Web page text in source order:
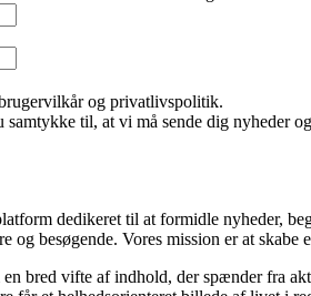
og privatlivspolitik.
samtykke til, at vi må sende dig nyheder
dedikeret til at formidle nyheder,
og besøgende. Vores mission er at
bred vifte af indhold, der spænder fra